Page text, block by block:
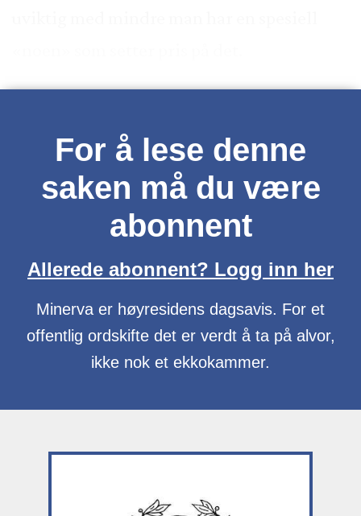
For å lese denne
saken må du være
abonnent
Allerede abonnent? Logg inn her
Minerva er høyresidens dagsavis. For et
offentlig ordskifte det er verdt å ta på alvor,
ikke nok et ekkokammer.